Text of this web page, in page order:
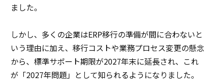
ました。
しかし、多くの企業はERP移行の準備が間に合わないと
いう理由に加え、移行コストや業務プロセス変更の懸念
から、標準サポート期限が2027年末に延長され、これ
が「2027年問題」として知られるようになりました。